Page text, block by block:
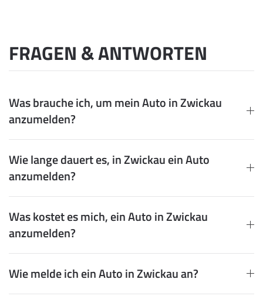
FRAGEN & ANTWORTEN
Was brauche ich, um mein Auto in Zwickau
anzumelden?
Wie lange dauert es, in Zwickau ein Auto
anzumelden?
Was kostet es mich, ein Auto in Zwickau
anzumelden?
Wie melde ich ein Auto in Zwickau an?